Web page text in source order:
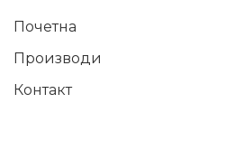
Почетна
Производи
Контакт